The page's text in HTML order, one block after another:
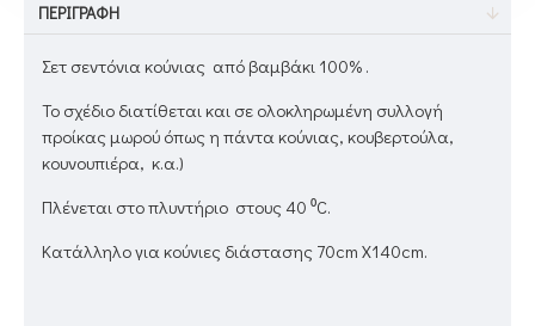
ΠΕΡΙΓΡΑΦΉ
Σετ σεντόνια κούνιας από βαμβάκι 100% .
To σχέδιο διατίθεται και σε ολοκληρωμένη συλλογή
προίκας μωρού όπως η πάντα κούνιας, κουβερτούλα,
κουνουπιέρα, κ.α.)
Πλένεται στο πλυντήριο στους 40 ⁰C.
Κατάλληλο για κούνιες διάστασης 70cm Χ140cm.